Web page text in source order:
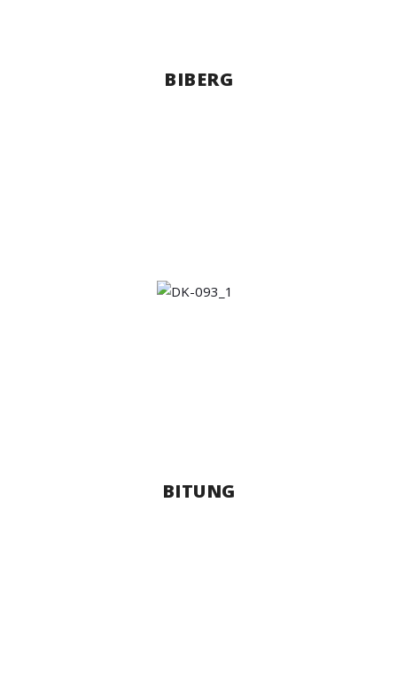
BIBERG
BITUNG